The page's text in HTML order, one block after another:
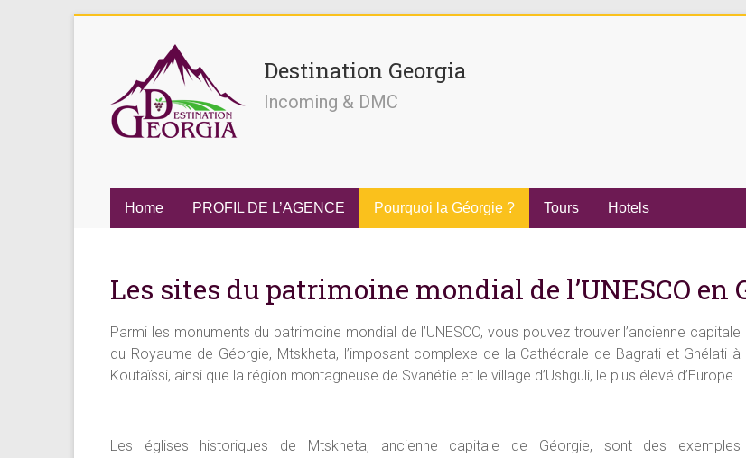
Destination Georgia
Incoming & DMC
Home PROFIL DE L’AGENCE Pourquoi la Géorgie ? Tours Hotels
Les sites du patrimoine mondial de l’UNESCO en
Parmi les monuments du patrimoine mondial de l’UNESCO, vous pouvez trouver l’ancienne capitale
du Royaume de Géorgie, Mtskheta, l’imposant complexe de la Cathédrale de Bagrati et Ghélati à
Koutaïssi, ainsi que la région montagneuse de Svanétie et le village d’Ushguli, le plus élevé d’Europe.
Les églises historiques de Mtskheta, ancienne capitale de Géorgie, sont des exemples